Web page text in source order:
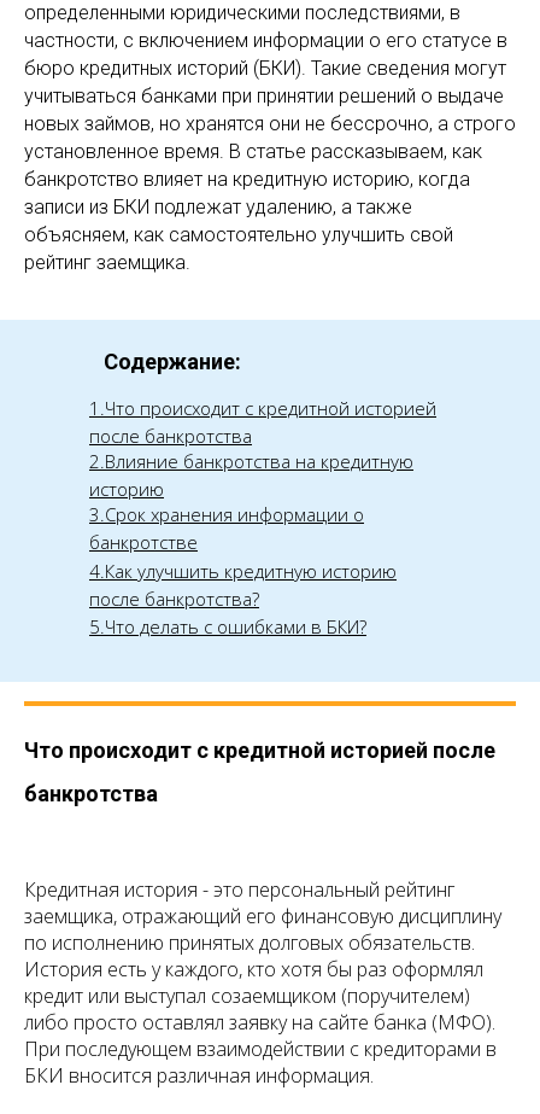
определенными юридическими последствиями, в
частности, с включением информации о его статусе в
бюро кредитных историй (БКИ). Такие сведения могут
учитываться банками при принятии решений о выдаче
новых займов, но хранятся они не бессрочно, а строго
установленное время. В статье рассказываем, как
банкротство влияет на кредитную историю, когда
записи из БКИ подлежат удалению, а также
объясняем, как самостоятельно улучшить свой
рейтинг заемщика.
Содержание:
1.Что происходит с кредитной историей
после банкротства
2.Влияние банкротства на кредитную
историю
3.Срок хранения информации о
банкротстве
4.Как улучшить кредитную историю
после банкротства?
5.Что делать с ошибками в БКИ?
Что происходит с кредитной историей после
банкротства
Кредитная история - это персональный рейтинг
заемщика, отражающий его финансовую дисциплину
по исполнению принятых долговых обязательств.
История есть у каждого, кто хотя бы раз оформлял
кредит или выступал созаемщиком (поручителем)
либо просто оставлял заявку на сайте банка (МФО).
При последующем взаимодействии с кредиторами в
БКИ вносится различная информация.